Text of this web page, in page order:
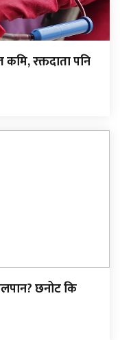
रक्तदाता पनि
छनोट कि